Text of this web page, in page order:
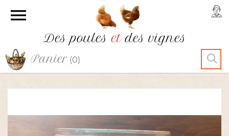

Des poulesetdes vignes
Panier (0)